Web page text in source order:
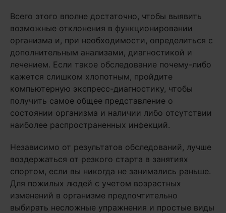
Всего этого вполне достаточно, чтобы выявить
возможные отклонения в функционировании
организма и, при необходимости, определиться с
дополнительным анализами, диагностикой и
лечением. Если такое обследование почему-либо
кажется слишком хлопотным, пройдите
компьютерную экспресс-диагностику, чтобы
получить самое общее представление о
состоянии организма и наличии либо отсутствии
наиболее распространенных инфекций.
Независимо от результатов обследований, лучше
воздержаться от резкого старта в занятиях
спортом, если вы никогда не занимались раньше.
Для пожилых людей с учетом возрастных
изменений в организме предпочтительно
выбирать несложные упражнения и простые виды